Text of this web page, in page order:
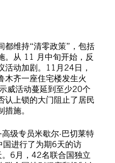
都维持“清零政策”，包括
。从 11 月中旬开始，反
活动加剧。11月24日，
木齐一座住宅楼发生火
威活动蔓延到至少20个
认上锁的大门阻止了居民
施。
级专员米歇尔·巴切莱特
国进行了为期6天的访
6月，42名联合国独立